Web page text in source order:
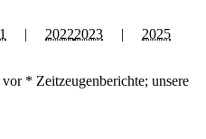
| 20222023 | 2025
* Zeitzeugenberichte; unsere